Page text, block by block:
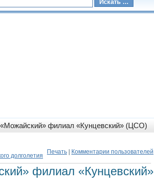
филиал «Кунцевский» (ЦСО)
Печать Комментарии пользователей
долголетия
филиал «Кунцевский»